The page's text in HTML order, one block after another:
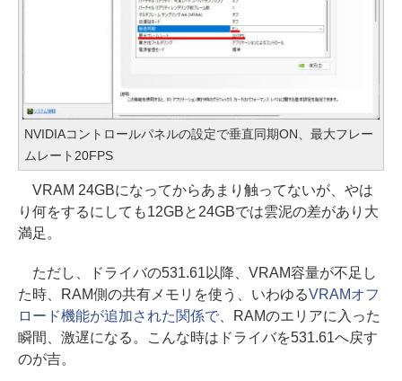
NVIDIAコントロールパネルの設定で垂直同期ON、最大フレー
ムレート20FPS
VRAM 24GBになってからあまり触ってないが、やは
り何をするにしても12GBと24GBでは雲泥の差があり大
満足。
ただし、ドライバの531.61以降、VRAM容量が不足し
た時、RAM側の共有メモリを使う、いわゆるVRAMオフ
ロード機能が追加された関係で、RAMのエリアに入った
瞬間、激遅になる。こんな時はドライバを531.61へ戻す
のが吉。